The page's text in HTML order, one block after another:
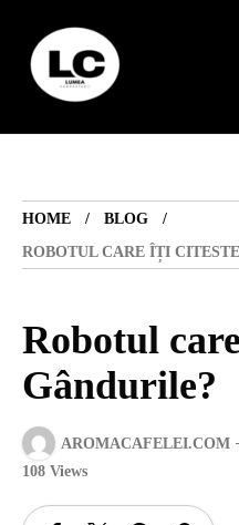
HOME
BLOG
ROBOTUL CARE ÎȚI
Robotul
Gândurile?
AROMACAFELEI.COM
108 Views